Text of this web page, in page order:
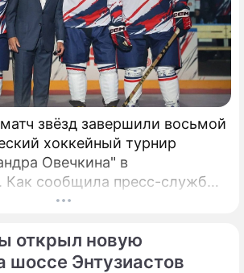
звёзд завершили восьмой
хоккейный турнир
Овечкина" в
правительства, губернатор
сбрасывание шайбы
открыл новую
шоссе Энтузиастов